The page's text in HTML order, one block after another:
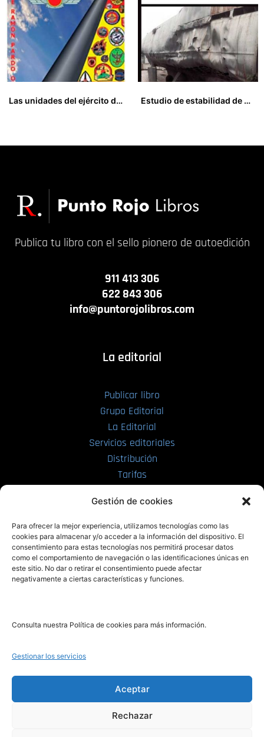
Gestión de cookies
Para ofrecer la mejor experiencia, utilizamos tecnologías como las
cookies para almacenar y/o acceder a la información del dispositivo. El
consentimiento para estas tecnologías nos permitirá procesar datos
como el comportamiento de navegación o las identificaciones únicas en
este sitio. No dar o retirar el consentimiento puede afectar
negativamente a ciertas características y funciones.
Consulta nuestra Política de cookies para más información.
Gestionar los servicios
Aceptar
Rechazar
Las unidades del ejército del aire: emblemas y distintivos (1954-2013)
Estudio de estabilidad de buques, desde los criterios usados más importantes hasta cómo aplicarlos en función del tipo de barco
Publica tu libro con el sello pionero de autoedición
911 413 306
622 843 306
info@puntorojolibros.com
La editorial
Publicar libro
Grupo Editorial
La Editorial
Servicios editoriales
Distribución
Tarifas
PRL | Films
PRL | Play
PRL | LAB
Noticias
Legal
Aviso Legal